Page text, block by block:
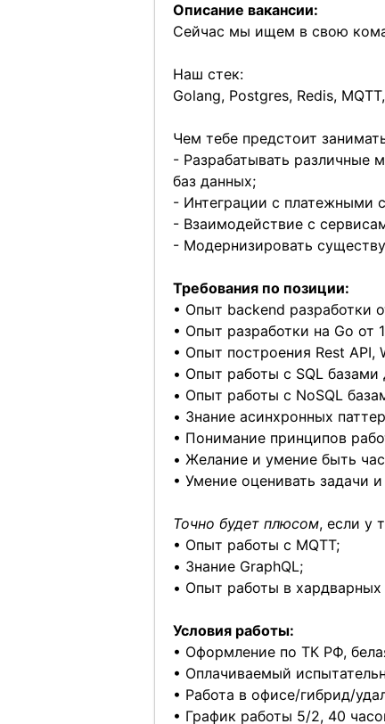
Описание вакансии:
Сейчас мы ищем в свою
Наш стек:
Golang, Postgres, Redis,
Чем тебе предстоит
- Разрабатывать различные
баз данных;
- Интеграции с платежными
- Взаимодействие с
- Модернизировать
Требования по позиции:
• Опыт backend разработки
• Опыт разработки на Go от
• Опыт построения Rest API,
• Опыт работы с SQL базами
• Опыт работы с NoSQL
• Знание асинхронных
• Понимание принципов
• Желание и умение быть
• Умение оценивать задачи
Точно будет плюсом, если у
• Опыт работы с MQTT;
• Знание GraphQL;
• Опыт работы в хардварных
Условия работы:
• Оформление по ТК РФ,
• Оплачиваемый
• Работа в офисе/гибрид/
• График работы 5/2, 40